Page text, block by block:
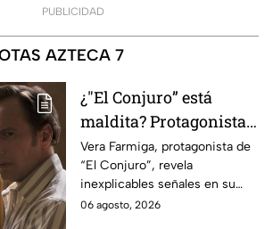
PUBLICIDAD
AZTECA 7
¿"El Conjuro” está
maldita? Protagonista
revela INQUIETANTES
señales en su cuerpo
durante la grabación de
la película
Vera Farmiga, protagonista de
“El Conjuro”, revela
inexplicables señales en su
cuerpo durante el rodaje de la
06 agosto, 2026